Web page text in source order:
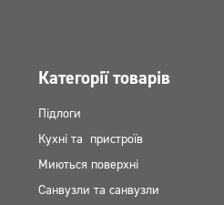
Категорії товарів
Підлоги
Кухні та пристроїв
Миються поверхні
Санвузли та санвузли